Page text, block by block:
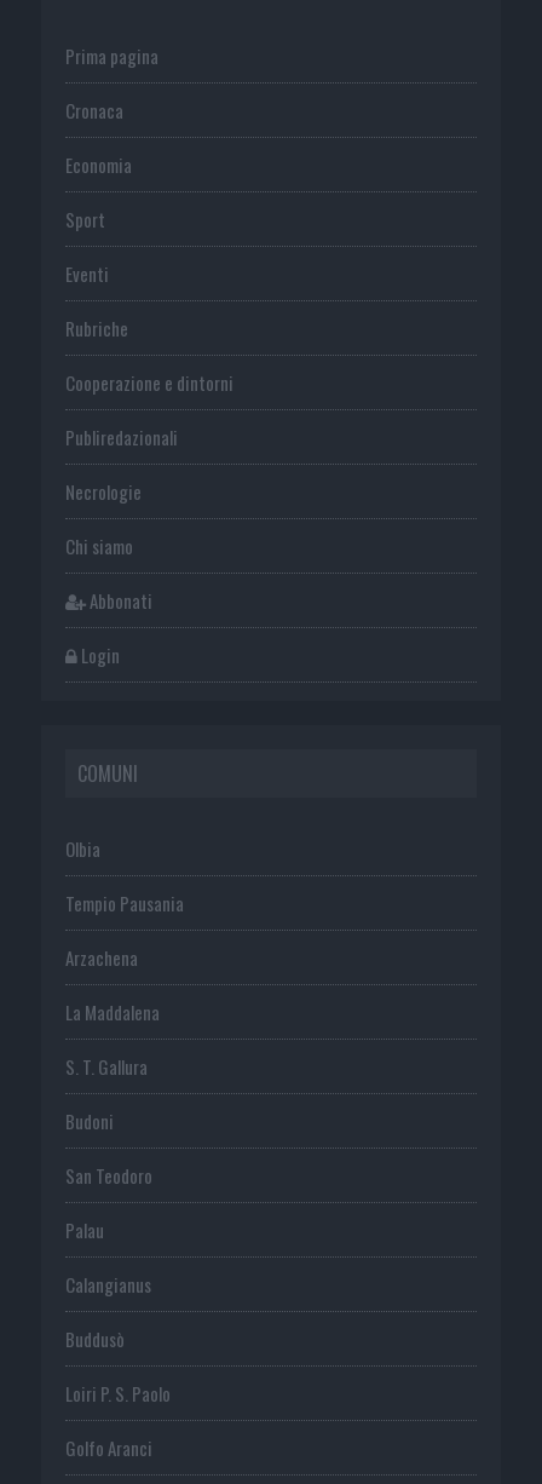
Prima pagina
Cronaca
Economia
Sport
Eventi
Rubriche
Cooperazione e dintorni
Publiredazionali
Necrologie
Chi siamo
Abbonati
Login
COMUNI
Olbia
Tempio Pausania
Arzachena
La Maddalena
S. T. Gallura
Budoni
San Teodoro
Palau
Calangianus
Buddusò
Loiri P. S. Paolo
Golfo Aranci